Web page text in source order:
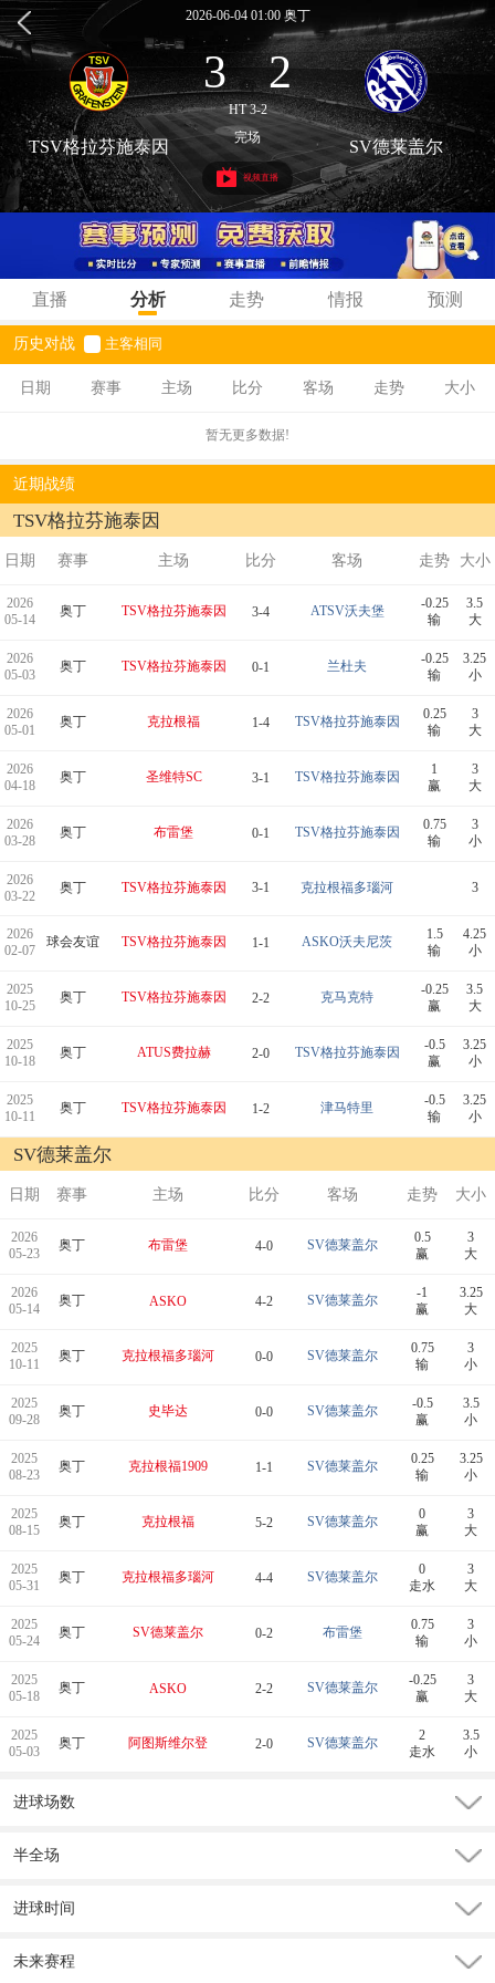
2026-06-04 01:00 奥丁
3 : 2
HT 3-2
TSV格拉芬施泰因 完场 SV德莱盖尔
视频直播
直播 分析 走势 情报 预测
历史对战 主客相同
日期 赛事 主场 比分 客场 走势 大小
暂无更多数据!
近期战绩
TSV格拉芬施泰因
日期 赛事 主场 比分 客场 走势 大小
2026
05-14
奥丁 TSV格拉芬施泰因 3-4 ATSV沃夫堡
-0.25
输
3.5
大
2026
05-03
奥丁 TSV格拉芬施泰因 0-1 兰杜夫
-0.25
输
3.25
小
2026
05-01
奥丁 克拉根福 1-4 TSV格拉芬施泰因
0.25
输
3
大
2026
04-18
奥丁 圣维特SC 3-1 TSV格拉芬施泰因
1
赢
3
大
2026
03-28
奥丁 布雷堡 0-1 TSV格拉芬施泰因
0.75
输
3
小
2026
03-22
奥丁 TSV格拉芬施泰因 3-1 克拉根福多瑙河 3
2026
02-07
球会友谊 TSV格拉芬施泰因 1-1 ASKO沃夫尼茨
1.5
输
4.25
小
2025
10-25
奥丁 TSV格拉芬施泰因 2-2 克马克特
-0.25
赢
3.5
大
2025
10-18
奥丁 ATUS费拉赫 2-0 TSV格拉芬施泰因
-0.5
赢
3.25
小
2025
10-11
奥丁 TSV格拉芬施泰因 1-2 津马特里
-0.5
输
3.25
小
SV德莱盖尔
日期 赛事 主场 比分 客场 走势 大小
2026
05-23
奥丁 布雷堡 4-0 SV德莱盖尔
0.5
赢
3
大
2026
05-14
奥丁 ASKO 4-2 SV德莱盖尔
-1
赢
3.25
大
2025
10-11
奥丁 克拉根福多瑙河 0-0 SV德莱盖尔
0.75
输
3
小
2025
09-28
奥丁 史毕达 0-0 SV德莱盖尔
-0.5
赢
3.5
小
2025
08-23
奥丁 克拉根福1909 1-1 SV德莱盖尔
0.25
输
3.25
小
2025
08-15
奥丁 克拉根福 5-2 SV德莱盖尔
0
赢
3
大
2025
05-31
奥丁 克拉根福多瑙河 4-4 SV德莱盖尔
0
走水
3
大
2025
05-24
奥丁 SV德莱盖尔 0-2 布雷堡
0.75
输
3
小
2025
05-18
奥丁 ASKO 2-2 SV德莱盖尔
-0.25
赢
3
大
2025
05-03
奥丁 阿图斯维尔登 2-0 SV德莱盖尔
2
走水
3.5
小
进球场数
半全场
进球时间
未来赛程